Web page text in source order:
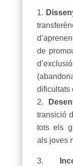
de
dificultats
transició
tots els
als joves